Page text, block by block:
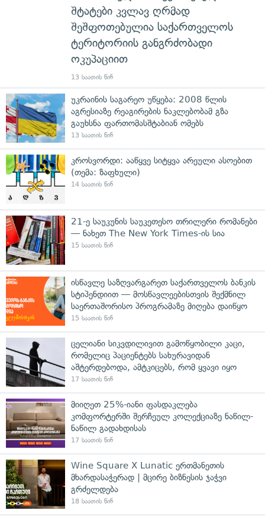
შტატები კვლავ ღრმად
შეშფოთებულია საქართველოს
ტერიტორიის განგრძობადი
ოკუპაციით
13 საათის წინ
უკრაინის საგარეო უწყება: 2008 წლის
აგრესიაზე რეაგირების ნაკლებობამ გზა
გაუხსნა ფართომასშტაბიან ომებს
13 საათის წინ
კროსვორდი: ააწყვე სიტყვა არეული ასოებით
(თემა: ზაფხული)
14 საათის წინ
21-ე საუკუნის საუკეთესო თრილერი რომანები
— ნახეთ The New York Times-ის სია
15 საათის წინ
ისწავლე საზღვარგარეთ საქართველოს ბანკის
სტიპენდიით — მოსწავლეებისთვის შექმნილ
საერთაშორისო პროგრამაზე მიღება დაიწყო
15 საათის წინ
ცელიანი სიკვდილივით გამოწყობილი კაცი,
რომელიც პაციენტებს სახურავიდან
აშტერდებოდა, ამტკიცებს, რომ ყვავი იყო
17 საათის წინ
მიიღეთ 25%-იანი ფასდაკლება
კომფორტერში შერჩეულ კოლექციაზე ნაწილ-
ნაწილ გადახდისას
17 საათის წინ
Wine Square X Lunatic ერთმანეთის
მხარდასაჭერად | მცირე ბიზნესის ჯაჭვი
გრძელდება
18 საათის წინ